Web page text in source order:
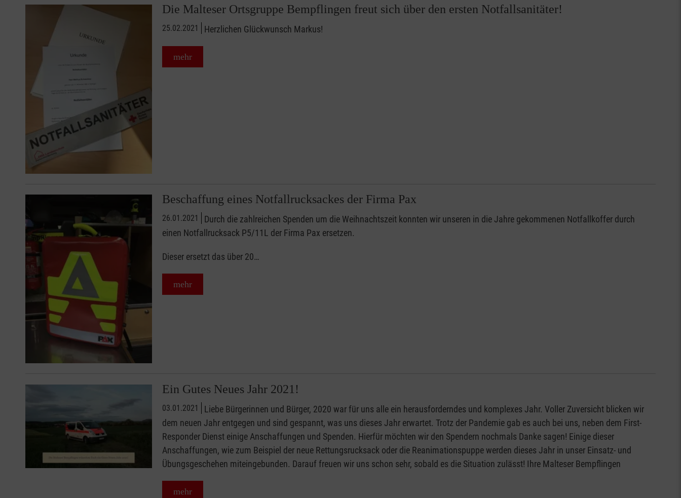
Die Malteser Ortsgruppe Bempflingen freut sich über den ersten Notfallsanitäter!
25.02.2021 Herzlichen Glückwunsch Markus!
mehr
Beschaffung eines Notfallrucksackes der Firma Pax
26.01.2021
Durch die zahlreichen Spenden um die Weihnachtszeit konnten wir unseren in die Jahre gekommenen Notfallkoffer durch
einen Notfallrucksack P5/11L der Firma Pax ersetzen.
Dieser ersetzt das über 20…
mehr
Ein Gutes Neues Jahr 2021!
03.01.2021
Liebe Bürgerinnen und Bürger, 2020 war für uns alle ein herausforderndes und komplexes Jahr. Voller Zuversicht blicken wir
dem neuen Jahr entgegen und sind gespannt, was uns dieses Jahr erwartet. Trotz der Pandemie gab es auch bei uns, neben dem First-
Responder Dienst einige Anschaffungen und Spenden. Hierfür möchten wir den Spendern nochmals Danke sagen! Einige dieser
Anschaffungen, wie zum Beispiel der neue Rettungsrucksack oder die Reanimationspuppe werden dieses Jahr in unser Einsatz- und
Übungsgeschehen miteingebunden. Darauf freuen wir uns schon sehr, sobald es die Situation zulässt! Ihre Malteser Bempflingen
mehr